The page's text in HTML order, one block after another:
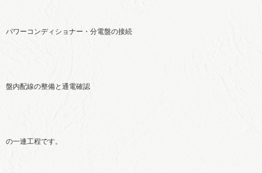
パワーコンディショナー・分電盤の接続
盤内配線の整備と通電確認
の一連工程です。